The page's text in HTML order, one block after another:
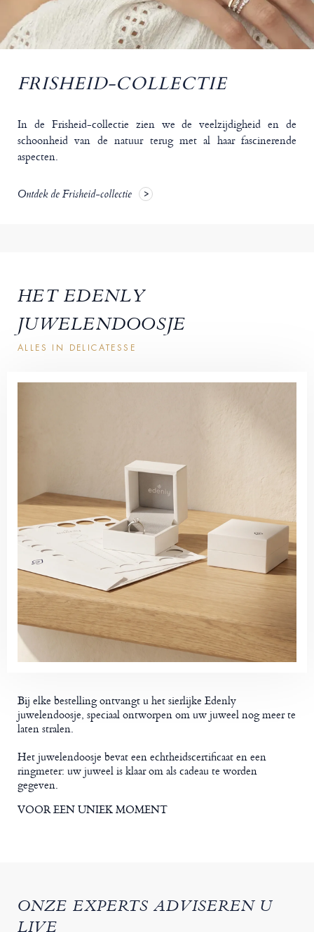
FRISHEID-COLLECTIE
In de Frisheid-collectie zien we de veelzijdigheid en de
schoonheid van de natuur terug met al haar fascinerende
aspecten.
Ontdek de Frisheid-collectie
HET EDENLY
JUWELENDOOSJE
ALLES IN DELICATESSE
Bij elke bestelling ontvangt u het sierlijke Edenly
juwelendoosje, speciaal ontworpen om uw juweel nog meer te
laten stralen.
Het juwelendoosje bevat een echtheidscertificaat en een
ringmeter: uw juweel is klaar om als cadeau te worden
gegeven.
VOOR EEN UNIEK MOMENT
ONZE EXPERTS ADVISEREN U